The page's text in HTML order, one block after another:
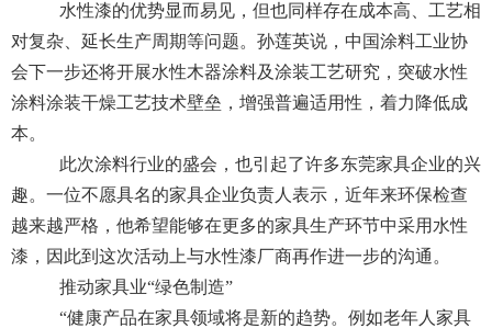
水性漆的优势显而易见，但也同样存在成本高、工艺相
对复杂、延长生产周期等问题。孙莲英说，中国涂料工业协
会下一步还将开展水性木器涂料及涂装工艺研究，突破水性
涂料涂装干燥工艺技术壁垒，增强普遍适用性，着力降低成
本。
此次涂料行业的盛会，也引起了许多东莞家具企业的兴
趣。一位不愿具名的家具企业负责人表示，近年来环保检查
越来越严格，他希望能够在更多的家具生产环节中采用水性
漆，因此到这次活动上与水性漆厂商再作进一步的沟通。
推动家具业“绿色制造”
“健康产品在家具领域将是新的趋势。例如老年人家具